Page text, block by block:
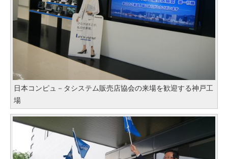
日本コンピュ－タシステム販売店協会の来場を歓迎する神戸工
場